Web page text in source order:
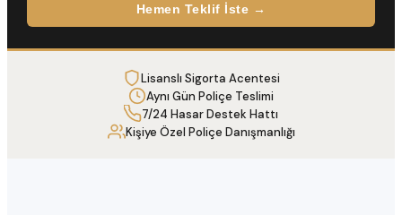
Hemen Teklif İste →
Lisanslı Sigorta Acentesi
Aynı Gün Poliçe Teslimi
7/24 Hasar Destek Hattı
Kişiye Özel Poliçe Danışmanlığı